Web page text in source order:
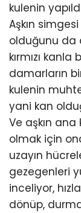
kulenin
Aşkın
olduğunu da
kırmızı
damarların
kulenin
yani kan
Ve aşkın ana
olmak için
uzayın
gezegenleri
inceliyor,
dönüp,